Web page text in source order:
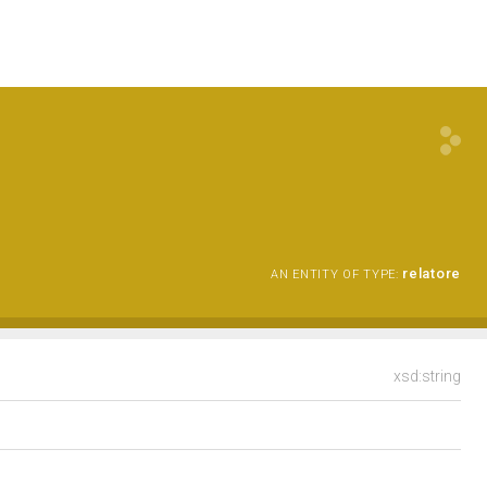
AN ENTITY OF TYPE: relatore
xsd:string